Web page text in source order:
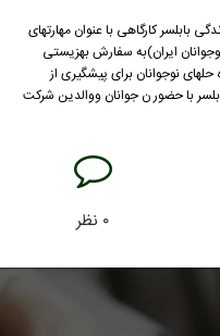
بابلسر کارگاهی با عنوان مهارتهای
ایران)به سفارش بهزیستی
نوجوانان برای پیشگیری از
ارشاد بابلسر با حضور ن جوانان ووالدین شرکت
۰ نظر